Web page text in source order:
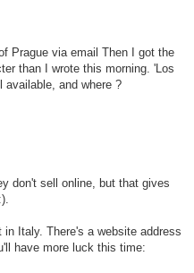
Prague via email Then I got the
than I wrote this morning. 'Los
available, and where ?
don't sell online, but that gives
Italy. There's a website address
have more luck this time: